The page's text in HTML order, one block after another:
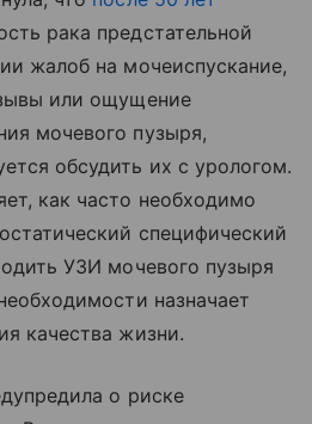
рака предстательной
жалоб на мочеиспускание,
или ощущение
мочевого пузыря,
обсудить их с урологом.
как часто необходимо
специфический
УЗИ мочевого пузыря
назначает
качества жизни.
о риске